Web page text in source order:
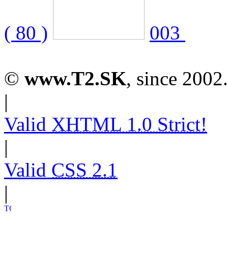
( 80 ) 003
© www.T2.SK, since 2002.
|
Valid XHTML 1.0 Strict!
|
Valid CSS 2.1
|